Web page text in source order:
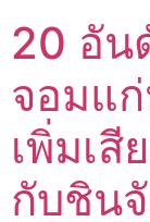
20 อัน
จอมแ
เพิ่มเสี
กับชิน